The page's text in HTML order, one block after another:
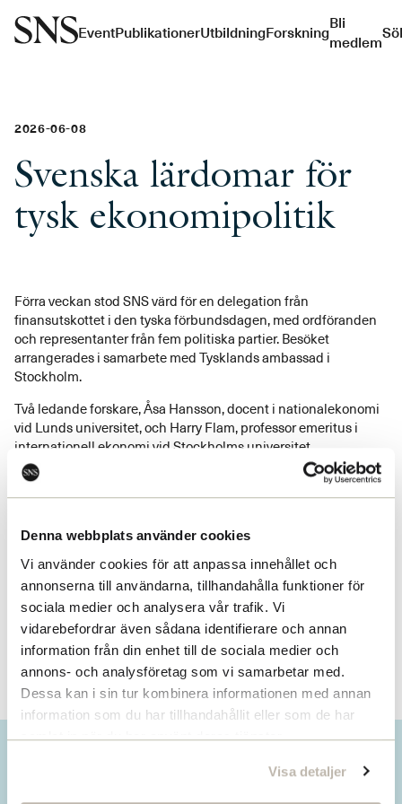
Denna webbplats använder cookies
Vi använder cookies för att anpassa innehållet och
annonserna till användarna, tillhandahålla funktioner för
sociala medier och analysera vår trafik. Vi
vidarebefordrar även sådana identifierare och annan
information från din enhet till de sociala medier och
annons- och analysföretag som vi samarbetar med.
Dessa kan i sin tur kombinera informationen med annan
information som du har tillhandahållit eller som de har
samlat in när du har använt deras tjänster.
Visa detaljer
EventPublikationerUtbildningForskningBli
medlem
2026-06-08
Svenska lärdomar för
tysk ekonomipolitik
Förra veckan stod SNS värd för en delegation från
finansutskottet i den tyska förbundsdagen, med ordföranden
och representanter från fem politiska partier. Besöket
arrangerades i samarbete med Tysklands ambassad i
Stockholm.
Två ledande forskare, Åsa Hansson, docent i nationalekonomi
vid Lunds universitet, och Harry Flam, professor emeritus i
internationell ekonomi vid Stockholms universitet,
medverkade för att ge ledamöterna en fördjupad bild av det
svenska skattesystemet och aktuella samhällsekonomiska
utmaningar. Samtalen kretsade kring skatter, demografiska
Besöket gav möjlighet till ett fördjupat erfarenhetsutbyte
mellan tyska beslutsfattare och svenska forskare kring
centrala ekonomiska och samhälleliga utmaningar.